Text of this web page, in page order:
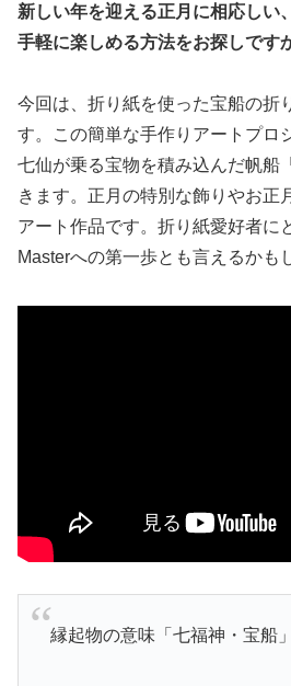
新しい年を迎える正月に相応しい
手軽に楽しめる方法をお探しです
今回は、折り紙を使った宝船の折
す。この簡単な手作りアートプロ
七仙が乗る宝物を積み込んだ帆船
きます。正月の特別な飾りやお正
アート作品です。折り紙愛好者に
Masterへの第一歩とも言えるかも
縁起物の意味「七福神・宝船」